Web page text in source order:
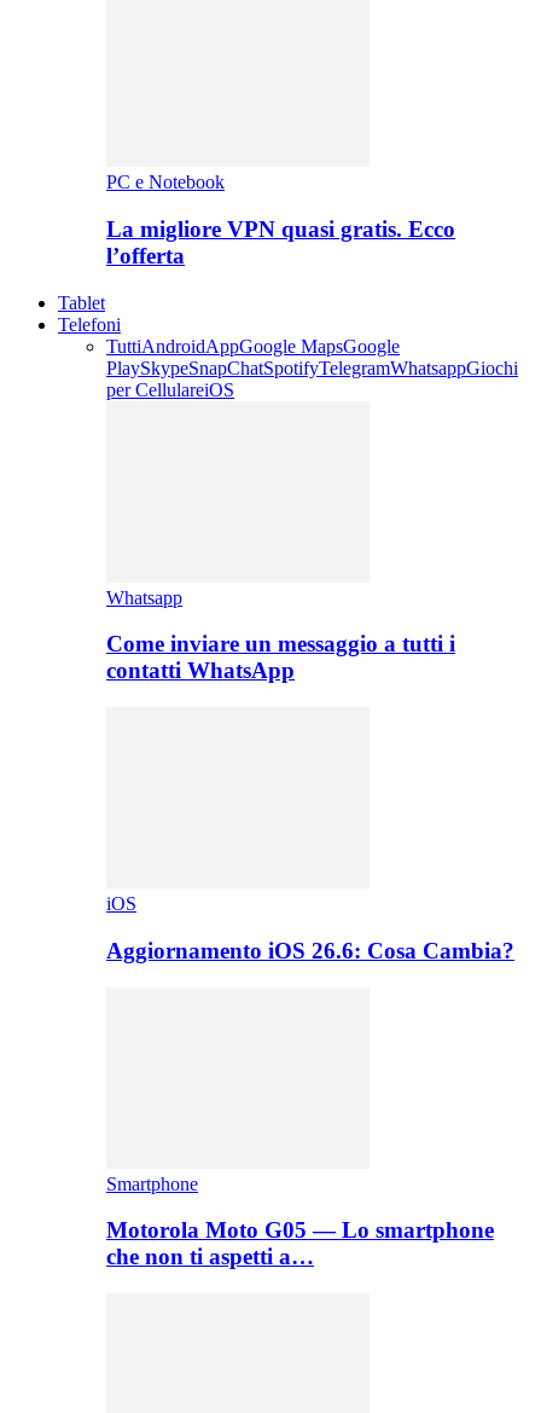
PC e Notebook
La migliore VPN quasi gratis. Ecco
l’offerta
Tablet
Telefoni
TuttiAndroidAppGoogle MapsGoogle
PlaySkypeSnapChatSpotifyTelegramWhatsappGiochi
per CellulareiOS
Whatsapp
Come inviare un messaggio a tutti i
contatti WhatsApp
iOS
Aggiornamento iOS 26.6: Cosa Cambia?
Smartphone
Motorola Moto G05 — Lo smartphone
che non ti aspetti a…